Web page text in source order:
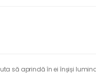
să aprindă în ei înșiși